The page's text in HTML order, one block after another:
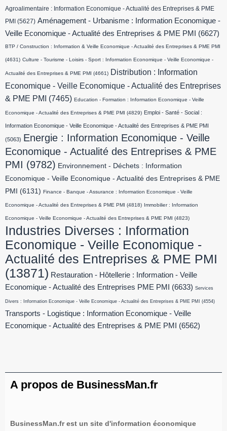
Agroalimentaire : Information Economique - Actualité des Entreprises & PME
PMI (5627) Aménagement - Urbanisme : Information Economique -
Veille Economique - Actualité des Entreprises & PME PMI
(6627)
BTP / Construction : Information & Veille Economique - Actualité des Entreprises & PME PMI
(4631) Culture - Tourisme - Loisirs - Sport : Information Economique - Veille Economique -
Actualité des Entreprises & PME PMI (4661) Distribution : Information
Economique - Veille Economique - Actualité des Entreprises
& PME PMI
(7465) Education - Formation : Information Economique - Veille
Economique - Actualité des Entreprises & PME PMI (4829) Emploi - Santé - Social :
Information Economique - Veille Economique - Actualité des Entreprises & PME PMI
(5063) Energie : Information Economique - Veille
Economique - Actualité des Entreprises & PME
PMI (9782) Environnement - Déchets : Information
Economique - Veille Economique - Actualité des Entreprises & PME
PMI
(6131) Finance - Banque - Assurance : Information Economique - Veille
Economique - Actualité des Entreprises & PME PMI (4818) Immobilier : Information
Economique - Veille Economique - Actualité des Entreprises & PME PMI (4823)
Industries Diverses : Information
Economique - Veille Economique -
Actualité des Entreprises & PME PMI
(13871) Restauration - Hôtellerie : Information - Veille
Economique - Actualité des Entreprises PME PMI
(6633) Services
Divers : Information Economique - Veille Economique - Actualité des Entreprises & PME PMI (4554)
Transports - Logistique : Information Economique - Veille
Economique - Actualité des Entreprises & PME PMI
(6562)
A propos de BusinessMan.fr
BusinessMan.fr est un site d'information économique